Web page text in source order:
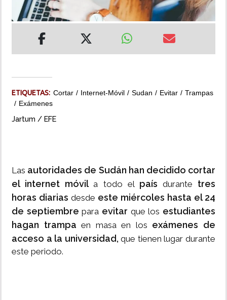
ETIQUETAS: Cortar Internet-Móvil Sudan Evitar
Trampas
Exámenes
Jartum / EFE
Las autoridades de Sudán han decidido cortar
el internet móvila todo el país durante tres
horas diarias desde este miércoles hasta el 24
de septiembre para evitar que los estudiantes
hagan trampaen masa en los exámenes de
acceso a la universidad,que tienen lugar durante
este periodo.